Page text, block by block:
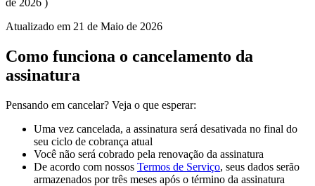
Atualizado em 21 de Maio de 2026
Como funciona o cancelamento da
assinatura
Pensando em cancelar? Veja o que esperar:
Uma vez cancelada, a assinatura será desativada no final do
seu ciclo de cobrança atual
Você não será cobrado pela renovação da assinatura
De acordo com nossos Termos de Serviço, seus dados serão
armazenados por três meses após o término da assinatura